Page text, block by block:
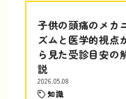
子供の頭痛のメカ
ズムと医学的視点
ら見た受診目安の
説
2026.05.08
知識